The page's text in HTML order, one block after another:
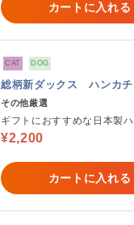
カートに入れる
CAT DOG
総柄新ダックス ハンカチ
その他厳選
ギフトにおすすめな日本製
¥2,200
カートに入れる